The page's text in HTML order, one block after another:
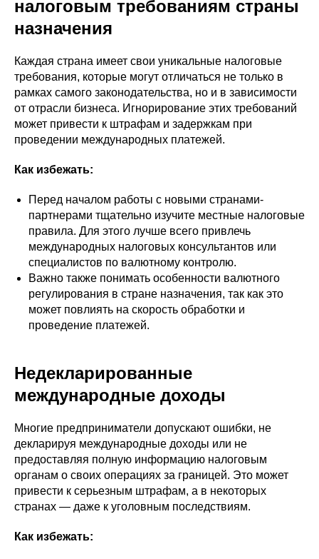
налоговым требованиям страны
назначения
Каждая страна имеет свои уникальные налоговые
требования, которые могут отличаться не только в
рамках самого законодательства, но и в зависимости
от отрасли бизнеса. Игнорирование этих требований
может привести к штрафам и задержкам при
проведении международных платежей.
Как избежать:
Перед началом работы с новыми странами-
партнерами тщательно изучите местные налоговые
правила. Для этого лучше всего привлечь
международных налоговых консультантов или
специалистов по валютному контролю.
Важно также понимать особенности валютного
регулирования в стране назначения, так как это
может повлиять на скорость обработки и
проведение платежей.
Недекларированные
международные доходы
Многие предприниматели допускают ошибки, не
декларируя международные доходы или не
предоставляя полную информацию налоговым
органам о своих операциях за границей. Это может
привести к серьезным штрафам, а в некоторых
странах — даже к уголовным последствиям.
Как избежать: